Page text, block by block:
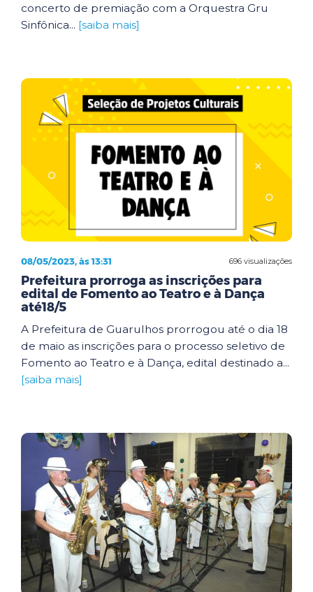
concerto de premiação com a Orquestra Gru
Sinfônica... [saiba mais]
696 visualizações
08/05/2023, às 13:31
Prefeitura prorroga as inscrições para
edital de Fomento ao Teatro e à Dança
até18/5
A Prefeitura de Guarulhos prorrogou até o dia 18
de maio as inscrições para o processo seletivo de
Fomento ao Teatro e à Dança, edital destinado a...
[saiba mais]